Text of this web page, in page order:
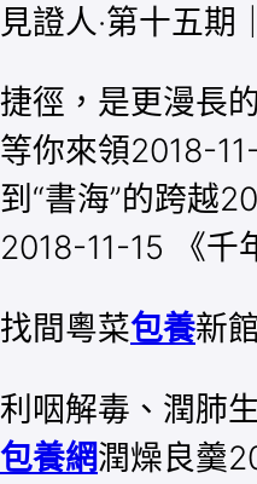
見證人·第十五
捷徑，是更漫長
等你來領2018-
到“書海”的跨越
2018-11-15 《千
找間粵菜包養新
利咽解毒、潤肺
包養網潤燥良羹